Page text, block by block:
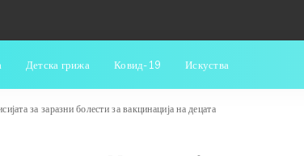
Детска грижа Ковид-19 Искуства
за заразни болести за вакцинација на децата